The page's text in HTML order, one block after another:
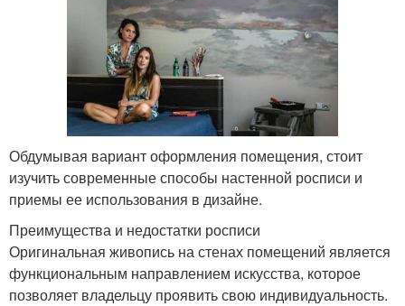
Обдумывая вариант оформления помещения, стоит
изучить современные способы настенной росписи и
приемы ее использования в дизайне.
Преимущества и недостатки росписи
Оригинальная живопись на стенах помещений является
функциональным направлением искусства, которое
позволяет владельцу проявить свою индивидуальность.